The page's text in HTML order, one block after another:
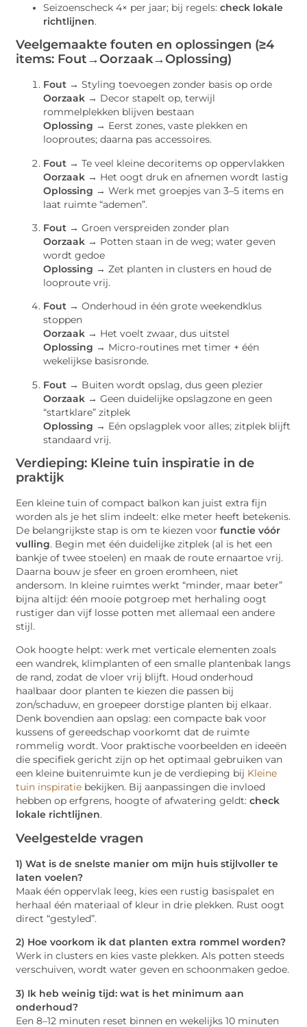
Seizoenscheck 4× per jaar; bij regels:check lokale
richtlijnen.
Veelgemaakte fouten en oplossingen (≥4
items: Fout→Oorzaak→Oplossing)
Fout → Styling toevoegen zonder basis op orde
Oorzaak → Decor stapelt op, terwijl
rommelplekken blijven bestaan
Oplossing → Eerst zones, vaste plekken en
looproutes; daarna pas accessoires.
Fout → Te veel kleine decoritems op oppervlakken
Oorzaak → Het oogt druk en afnemen wordt lastig
Oplossing → Werk met groepjes van 3–5 items en
laat ruimte “ademen”.
Fout → Groen verspreiden zonder plan
Oorzaak → Potten staan in de weg; water geven
wordt gedoe
Oplossing → Zet planten in clusters en houd de
looproute vrij.
Fout → Onderhoud in één grote weekendklus
stoppen
Oorzaak → Het voelt zwaar, dus uitstel
Oplossing → Micro-routines met timer + één
wekelijkse basisronde.
Fout → Buiten wordt opslag, dus geen plezier
Oorzaak → Geen duidelijke opslagzone en geen
“startklare” zitplek
Oplossing → Eén opslagplek voor alles; zitplek blijft
standaard vrij.
Verdieping: Kleine tuin inspiratie in de
praktijk
Een kleine tuin of compact balkon kan juist extra fijn
worden als je het slim indeelt: elke meter heeft betekenis.
De belangrijkste stap is om te kiezen voorfunctie vóór
vulling. Begin met één duidelijke zitplek (al is het een
bankje of twee stoelen) en maak de route ernaartoe vrij.
Daarna bouw je sfeer en groen eromheen, niet
andersom. In kleine ruimtes werkt “minder, maar beter”
bijna altijd: één mooie potgroep met herhaling oogt
rustiger dan vijf losse potten met allemaal een andere
stijl.
Ook hoogte helpt: werk met verticale elementen zoals
een wandrek, klimplanten of een smalle plantenbak langs
de rand, zodat de vloer vrij blijft. Houd onderhoud
haalbaar door planten te kiezen die passen bij
zon/schaduw, en groepeer dorstige planten bij elkaar.
Denk bovendien aan opslag: een compacte bak voor
kussens of gereedschap voorkomt dat de ruimte
rommelig wordt. Voor praktische voorbeelden en ideeën
die specifiek gericht zijn op het optimaal gebruiken van
een kleine buitenruimte kun je de verdieping bij Kleine
tuin inspiratie bekijken. Bij aanpassingen die invloed
hebben op erfgrens, hoogte of afwatering geldt:check
lokale richtlijnen.
Veelgestelde vragen
1) Wat is de snelste manier om mijn huis stijlvoller te
laten voelen?
Maak één oppervlak leeg, kies een rustig basispalet en
herhaal één materiaal of kleur in drie plekken. Rust oogt
direct “gestyled”.
2) Hoe voorkom ik dat planten extra rommel worden?
Werk in clusters en kies vaste plekken. Als potten steeds
verschuiven, wordt water geven en schoonmaken gedoe.
3) Ik heb weinig tijd: wat is het minimum aan
onderhoud?
Een 8–12 minuten reset binnen en wekelijks 10 minuten